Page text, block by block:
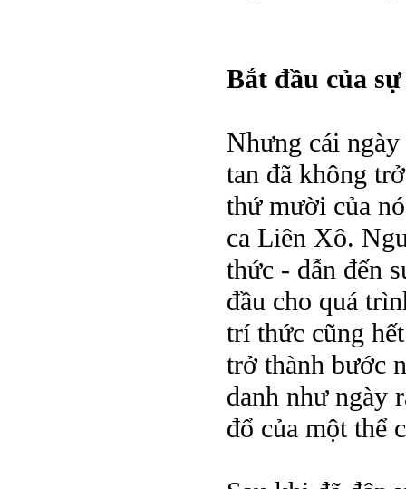
Bắt đầu của
Nhưng cái
tan đã không
thứ mười của
ca Liên Xô.
thức - dẫn đến
đầu cho quá
trí thức cũng
trở thành bước
danh như ngày
đổ của một thể